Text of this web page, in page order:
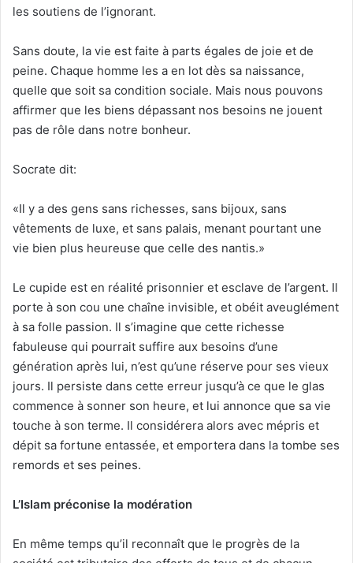
les soutiens de l’ignorant.
Sans doute, la vie est faite à parts égales de joie et de
peine. Chaque homme les a en lot dès sa naissance,
quelle que soit sa condition sociale. Mais nous pouvons
affirmer que les biens dépassant nos besoins ne jouent
pas de rôle dans notre bonheur.
Socrate dit:
«Il y a des gens sans richesses, sans bijoux, sans
vêtements de luxe, et sans palais, menant pourtant une
vie bien plus heureuse que celle des nantis.»
Le cupide est en réalité prisonnier et esclave de l’argent. Il
porte à son cou une chaîne invisible, et obéit aveuglément
à sa folle passion. Il s’imagine que cette richesse
fabuleuse qui pourrait suffire aux besoins d’une
génération après lui, n’est qu’une réserve pour ses vieux
jours. Il persiste dans cette erreur jusqu’à ce que le glas
commence à sonner son heure, et lui annonce que sa vie
touche à son terme. Il considérera alors avec mépris et
dépit sa fortune entassée, et emportera dans la tombe ses
remords et ses peines.
L’Islam préconise la modération
En même temps qu’il reconnaît que le progrès de la